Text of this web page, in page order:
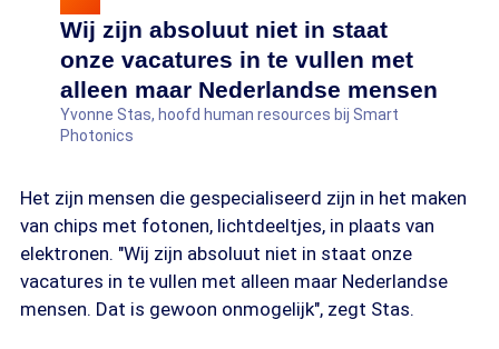
Wij zijn absoluut niet in staat
onze vacatures in te vullen met
alleen maar Nederlandse mensen
Yvonne Stas, hoofd human resources bij Smart
Photonics
Het zijn mensen die gespecialiseerd zijn in het maken
van chips met fotonen, lichtdeeltjes, in plaats van
elektronen. "Wij zijn absoluut niet in staat onze
vacatures in te vullen met alleen maar Nederlandse
mensen. Dat is gewoon onmogelijk", zegt Stas.